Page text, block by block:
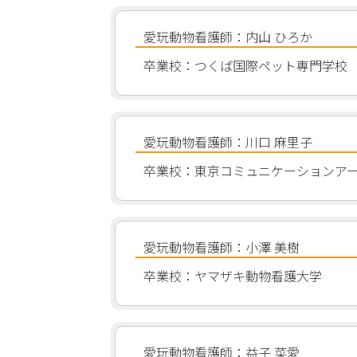
愛玩動物看護師：内山 ひろか
卒業校：つくば国際ペット専門学校
愛玩動物看護師：川口 麻里子
卒業校：東京コミュニケーションア
愛玩動物看護師：小澤 美樹
卒業校：ヤマザキ動物看護大学
愛玩動物看護師：益子 菜愛